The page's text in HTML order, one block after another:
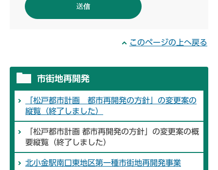
このページの上へ戻る
市街地再開発
「松戸都市計画 都市再開発の方針」の変更案の
縦覧（終了しました）
「松戸都市計画 都市再開発の方針」の変更案の概
要縦覧（終了しました）
北小金駅南口東地区第一種市街地再開発事業